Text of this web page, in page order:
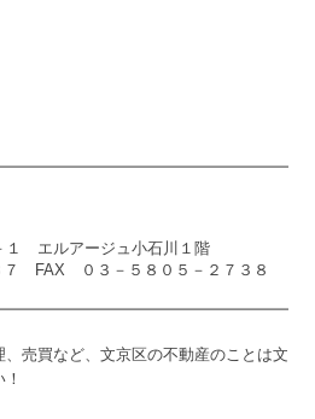
１ エルアージュ小石川１階
FAX ０３－５８０５－２７３８
売買など、文京区の不動産のことは文